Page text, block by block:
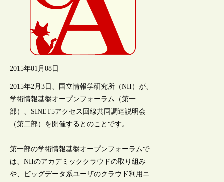
2015年01月08日
2015年2月3日、国立情報学研究所（NII）が、
学術情報基盤オープンフォーラム（第一
部）、SINET5アクセス回線共同調達説明会
（第二部）を開催するとのことです。
第一部の学術情報基盤オープンフォーラムで
は、NIIのアカデミッククラウドの取り組み
や、ビッグデータ系ユーザのクラウド利用ニ